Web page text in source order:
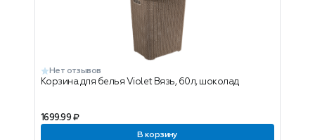
Нет отзывов
Корзина для белья Violet Вязь, 60л, шоколад
1699.99 ₽
В корзину